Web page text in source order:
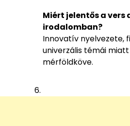
Miért jelentős a vers
irodalomban?
Innovatív nyelvezete,
univerzális témái
mérföldköve.